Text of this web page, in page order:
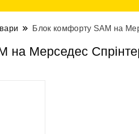
Блок комфорту SAM на
на Мерседес